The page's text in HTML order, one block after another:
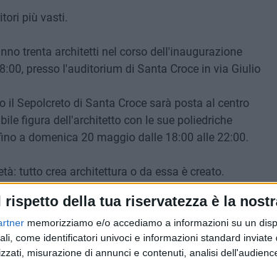
rispetto della tua riservatezza è la
memorizziamo e/o accediamo a informazioni su un
come identificatori univoci e informazioni standard
misurazione di annunci e contenuti, analisi
più vasti.
trenta architetti nel corso dell'inaugurazione
presso l'auditorium di Santa Croce in via Giulio
il Sepolcreto di Santa Croce sarà posta al centro
figura dell'architetto con le sue poliedriche
a domenica 20 maggio dalle 18:00 alle 22:00.
tutto crea architettura o da essa è creato.
futuro dell'abitare, delle città e dei territori, il
della vita urbana, ripensandone il modello, dando
un comune cittadino o un membro